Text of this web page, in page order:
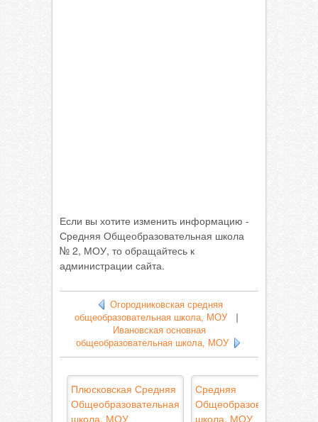
Если вы хотите изменить информацию -
Средняя Общеобразовательная школа
№ 2, МОУ, то обращайтесь к
администрации сайта.
Огородниковская средняя
общеобразовательная школа, МОУ|
Ивановская основная
общеобразовательная школа, МОУ
Плюсковская Средняя
Общеобразовательная
школа, МОУ
Средняя
Общеобразовательная
школа, МОУ